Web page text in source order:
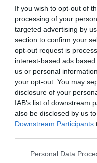
If you wish to opt-out of
processing of your
targeted advertising by
section to confirm your
opt-out request is
interest-based ads
us or personal
your opt-out. You may
disclosure of your
IAB’s list of downstream
also be disclosed by us
Downstream Participants
Personal Data
Pani szuka , i znajdzie
Moja bratanica miala
do 4 lat, babcia
nie mieli juz sily , nie
psychologa dzieciecego
Po miesiacu, delikatnej
rzeczy, zeby nie
normalnie do nocnika .
dzieciecym
Wazne, zeby w sobie
1